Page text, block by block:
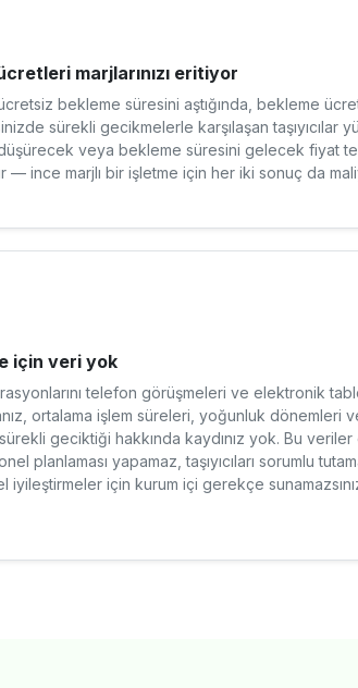
marjlarınızı eritiyor
bekleme süresini aştığında, bekleme
sürekli gecikmelerle karşılaşan taşıyıcılar
veya bekleme süresini gelecek fiyat
— ince marjlı bir işletme için her iki sonuç da
için veri yok
telefon görüşmeleri ve elektronik
ortalama işlem süreleri, yoğunluk dönemleri
sürekli geciktiği hakkında kaydınız yok. Bu
planlaması yapamaz, taşıyıcıları sorumlu
iyileştirmeler için kurum içi gerekçe